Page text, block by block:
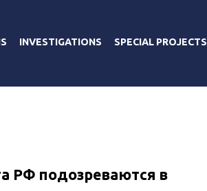
INVESTIGATIONS SPECIAL PROJECTS
РФ подозреваются в